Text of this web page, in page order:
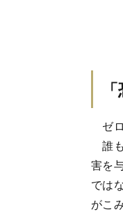
ゼ
誰
害を
では
がこ